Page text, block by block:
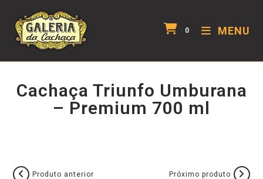
0 MENU
Cachaça Triunfo Umburana
– Premium 700 ml
Produto anterior Próximo produto